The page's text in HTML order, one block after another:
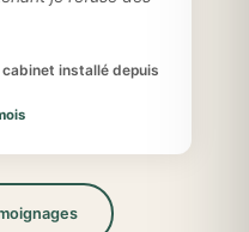
installé depuis